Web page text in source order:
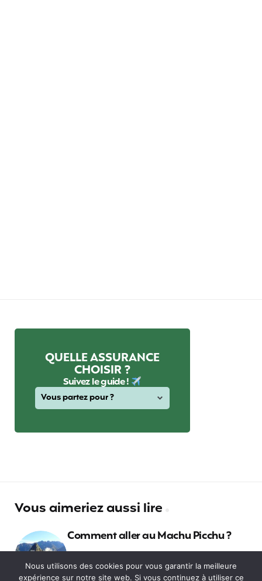
QUELLE ASSURANCE
CHOISIR ?
Suivez le guide !
Vous aimeriez aussi lire
Comment aller au Machu Picchu ?
Nous utilisons des cookies pour vous garantir la meilleure
expérience sur notre site web. Si vous continuez à utiliser ce